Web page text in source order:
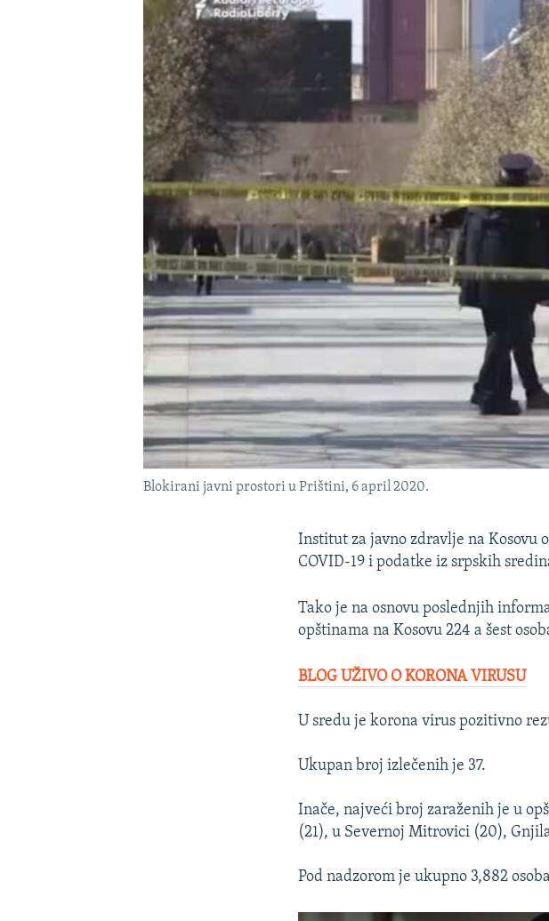
GENOCID U SREBRENICI
POPLAVE I KLIZIŠTA U BIH 2024.
NASTANAK I RASPAD JUGOSLAVIJE
Blokirani javni prostori u Prištini, 6 april 2020.
Institut za javno zdravlje na Kosovu
COVID-19 i podatke iz srpskih
Tako je na osnovu poslednjih
opštinama na Kosovu 224 a šest
BLOG UŽIVO O KORONA VIRUSU
U sredu je korona virus pozitivno
Ukupan broj izlečenih je 37.
Inače, najveći broj zaraženih je u
(21), u Severnoj Mitrovici (20),
Pod nadzorom je ukupno 3,882